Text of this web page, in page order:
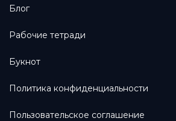
Блог
Рабочие тетради
Букнот
Политика конфиденциальности
Пользовательское соглашение